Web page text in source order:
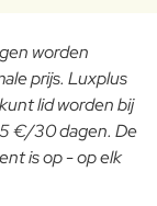
worden
prijs. Luxplus
lid worden bij
€/30 dagen. De
is op - op elk